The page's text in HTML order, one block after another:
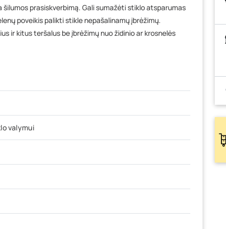
prasiskverbimą. Gali sumažėti stiklo atsparumas
poveikis palikti stikle nepašalinamų įbrėžimų.
ir kitus teršalus be įbrėžimų nuo židinio ar krosnelės
valymui